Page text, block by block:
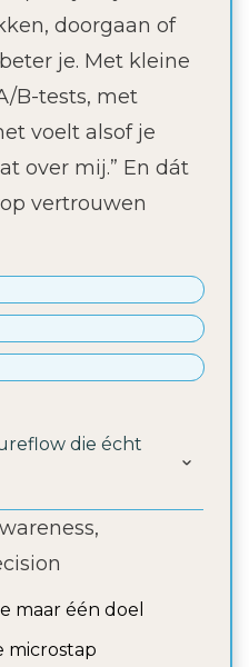
doorgaan of
je. Met kleine
B-tests, met
voelt alsof je
over mij.” En dát
vertrouwen
die écht
maar één doel
microstap